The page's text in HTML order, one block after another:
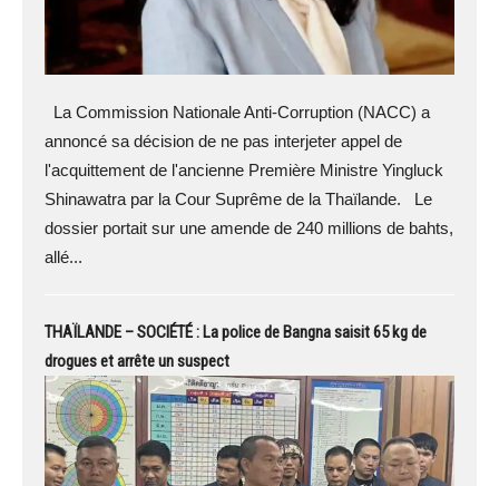
La Commission Nationale Anti-Corruption (NACC) a
annoncé sa décision de ne pas interjeter appel de
l'acquittement de l'ancienne Première Ministre Yingluck
Shinawatra par la Cour Suprême de la Thaïlande. Le
dossier portait sur une amende de 240 millions de bahts,
allé...
THAÏLANDE – SOCIÉTÉ : La police de Bangna saisit 65 kg de
drogues et arrête un suspect